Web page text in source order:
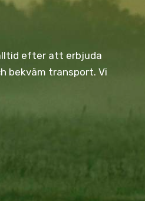
efter att erbjuda
bekväm transport. Vi